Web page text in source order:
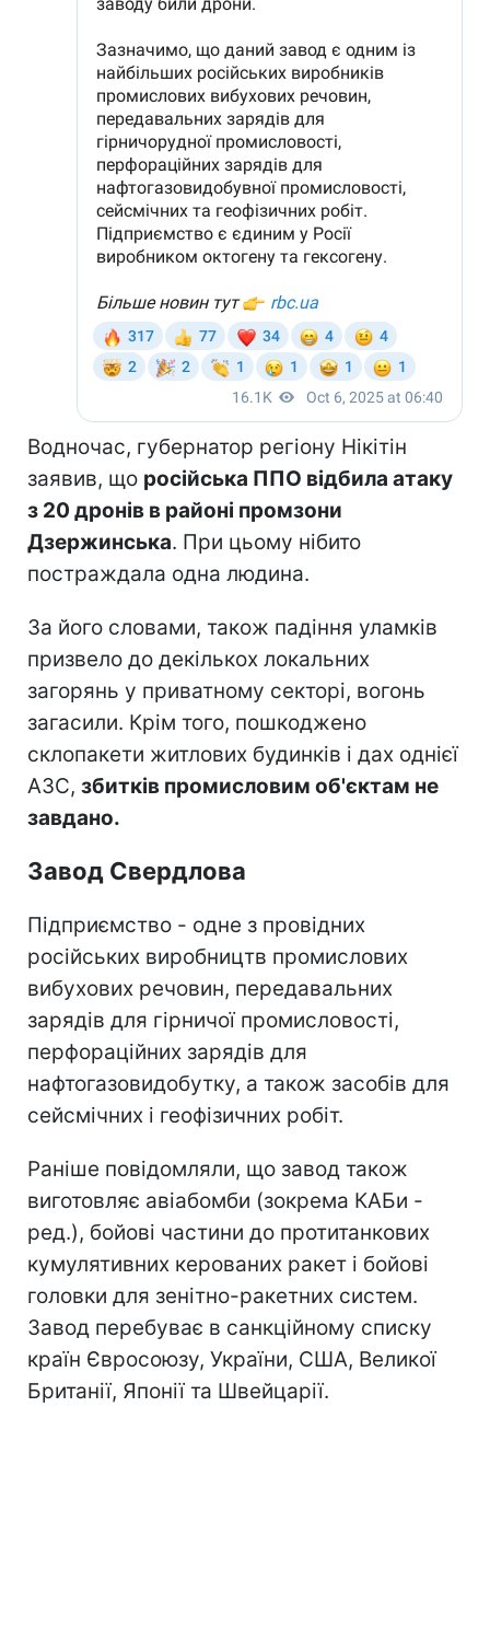
Водночас, губернатор регіону Нікітін
заявив, що російська ППО відбила атаку
з 20 дронів в районі промзони
Дзержинська. При цьому нібито
постраждала одна людина.
За його словами, також падіння уламків
призвело до декількох локальних
загорянь у приватному секторі, вогонь
загасили. Крім того, пошкоджено
склопакети житлових будинків і дах однієї
АЗС, збитків промисловим об'єктам не
завдано.
Завод Свердлова
Підприємство - одне з провідних
російських виробництв промислових
вибухових речовин, передавальних
зарядів для гірничої промисловості,
перфораційних зарядів для
нафтогазовидобутку, а також засобів для
сейсмічних і геофізичних робіт.
Раніше повідомляли, що завод також
виготовляє авіабомби (зокрема КАБи -
ред.), бойові частини до протитанкових
кумулятивних керованих ракет і бойові
головки для зенітно-ракетних систем.
Завод перебуває в санкційному списку
країн Євросоюзу, України, США, Великої
Британії, Японії та Швейцарії.